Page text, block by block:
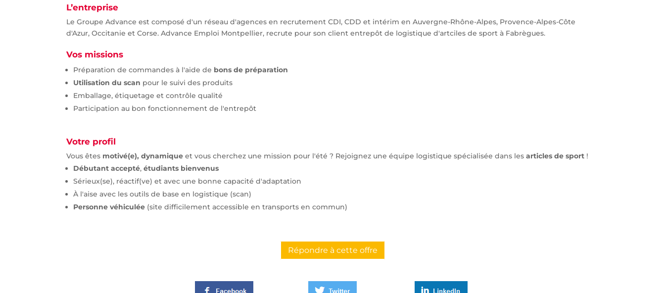
L’entreprise
Le Groupe Advance est composé d'un réseau d'agences en recrutement CDI, CDD et intérim en Auvergne-Rhône-Alpes, Provence-Alpes-Côte
d'Azur, Occitanie et Corse. Advance Emploi Montpellier, recrute pour son client entrepôt de logistique d'artciles de sport à Fabrègues.
Vos missions
Préparation de commandes à l'aide de bons de préparation
Utilisation du scan pour le suivi des produits
Emballage, étiquetage et contrôle qualité
Participation au bon fonctionnement de l'entrepôt
Votre profil
Vous êtes motivé(e), dynamique et vous cherchez une mission pour l'été ? Rejoignez une équipe logistique spécialisée dans lesarticles de sport !
Débutant accepté,étudiants bienvenus
Sérieux(se), réactif(ve) et avec une bonne capacité d'adaptation
À l'aise avec les outils de base en logistique (scan)
Personne véhiculée (site difficilement accessible en transports en commun)
Répondre à cette offre